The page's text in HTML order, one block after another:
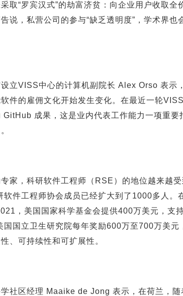
取“罗宾汉式”的劫富济贫：向企业用户收取全
说，私营公司的参与“缺乏透明度”，学术界也
立VISS中心的计算机副院长 Alex Orso 表示
件的雇佣文化开始发生变化。在最近一轮
GitHub 成果，这是业内代表工作能力一项重要
家，科研软件工程师（RSE）的地位越来越受
件工程师协会成员已经扩大到了1000多人。
，美国国家科学基金会提供400万美元，支
国立卫生研究院每年奖励600万至700万美元
、可持续性和可扩展性。
社区经理 Maaike de Jong 表示，在荷兰，随